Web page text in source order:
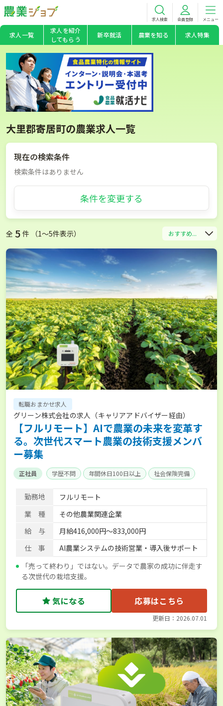
求人検索 会員登録 メニュー
求人一覧
求人を紹介
してもらう
新卒就活 農業を知る 求人特集
大里郡寄居町の農業求人一覧
現在の検索条件
検索条件はありません
条件を変更する
全 5 件 （1〜5件表示） おすすめ...
転職おまかせ求人
グリーン株式会社の求人（キャリアアドバイザー経由）
【フルリモート】AIで農業の未来を変革す
る。次世代スマート農業の技術支援メンバ
ー募集
正社員 学歴不問 年間休日100日以上 社会保険完備
勤務地
フルリモート
業 種
その他農業関連企業
給 与
月給416,000円～833,000円
仕 事
AI農業システムの技術営業・導入後サポート
「売って終わり」ではない。データで農家の成功に伴走す
る次世代の栽培支援。
気になる 応募はこちら
更新日：2026.07.01